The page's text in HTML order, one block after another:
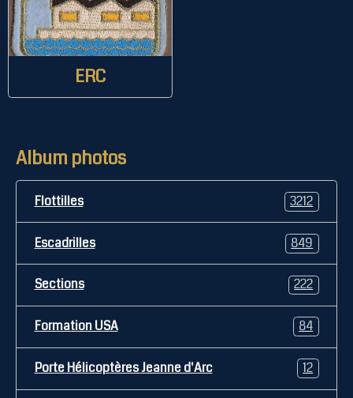
ERC
Album photos
Flottilles 3212
Escadrilles 849
Sections 222
Formation USA 84
Porte Hélicoptères Jeanne d'Arc 12